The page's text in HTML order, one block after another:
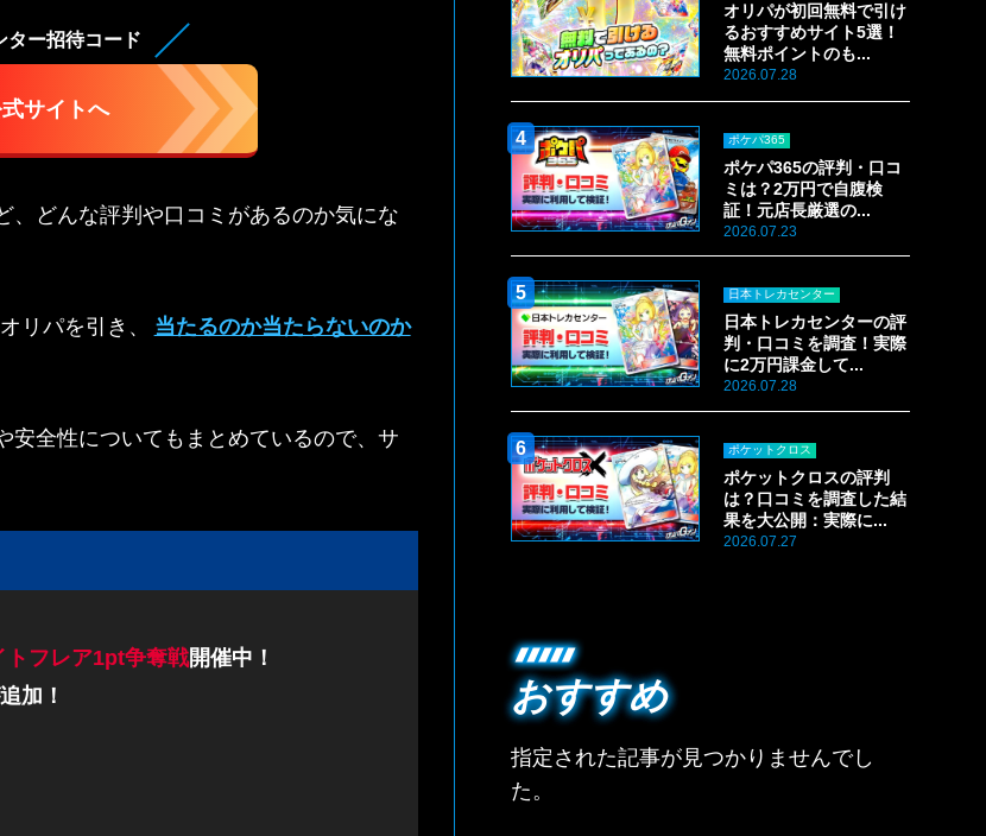
ター招待コード
サイトへ
、どんな評判や口コミがあるのか気にな
リパを引き、
当たるのか当たらないのか
安全性についてもまとめているので、サ
トフレア1pt争奪戦開催中！
加！
オリパが初回無料で引け
るおすすめサイト5選！
無料ポイントのも...
2026.07.28
ポケパ365
ポケパ365の評判・口コ
ミは？2万円で自腹検
証！元店長厳選の...
2026.07.23
日本トレカセンター
日本トレカセンターの評
判・口コミを調査！実際
に2万円課金して...
2026.07.28
ポケットクロス
ポケットクロスの評判
は？口コミを調査した結
果を大公開：実際に...
2026.07.27
おすすめ
指定された記事が見つかりませんでし
た。